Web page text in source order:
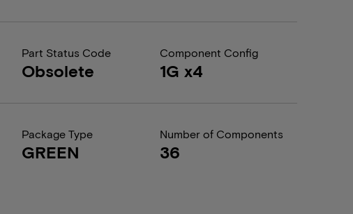
Part Status Code
Obsolete
Component Config
1G x4
Package Type
GREEN
Number of Components
36